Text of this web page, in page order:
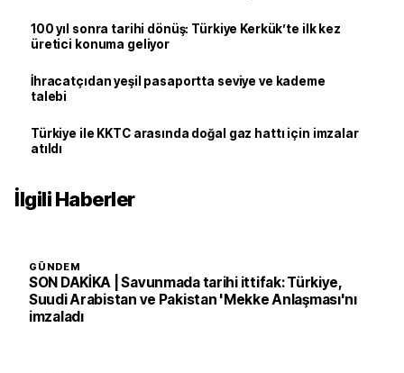
100 yıl sonra tarihi dönüş: Türkiye Kerkük’te ilk kez
üretici konuma geliyor
İhracatçıdan yeşil pasaportta seviye ve kademe
talebi
Türkiye ile KKTC arasında doğal gaz hattı için imzalar
atıldı
İlgili Haberler
GÜNDEM
SON DAKİKA | Savunmada tarihi ittifak: Türkiye,
Suudi Arabistan ve Pakistan 'Mekke Anlaşması'nı
imzaladı